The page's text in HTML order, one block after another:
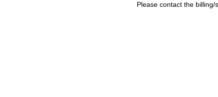
Please contact the